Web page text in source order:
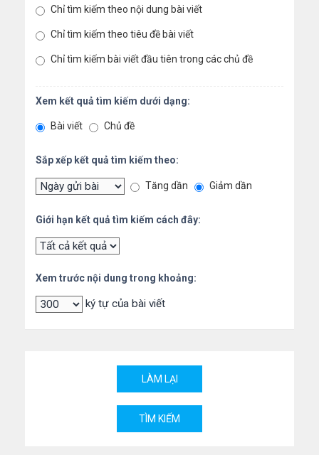
Chỉ tìm kiếm theo nội dung bài viết
Chỉ tìm kiếm theo tiêu đề bài viết
Chỉ tìm kiếm bài viết đầu tiên trong các chủ đề
Xem kết quả tìm kiếm dưới dạng:
Bài viết Chủ đề
Sắp xếp kết quả tìm kiếm theo:
Tăng dần Giảm dần
Giới hạn kết quả tìm kiếm cách đây:
Xem trước nội dung trong khoảng:
ký tự của bài viết